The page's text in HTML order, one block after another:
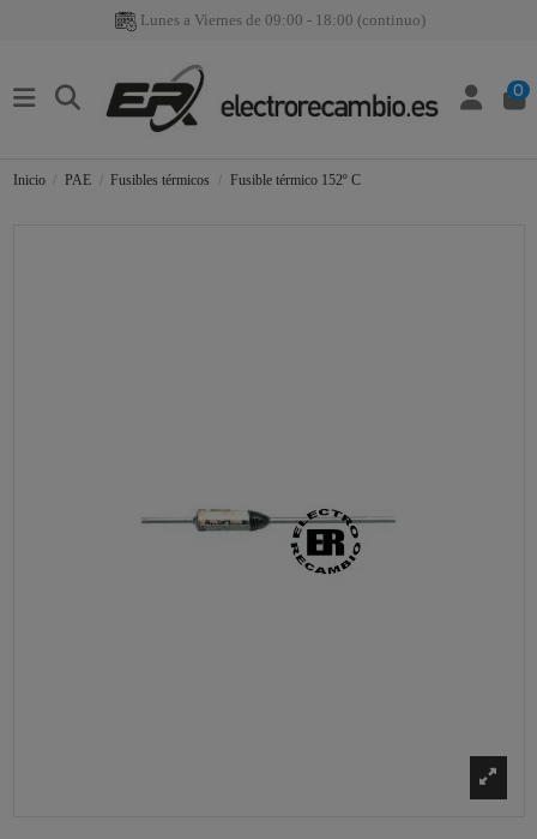
Lunes a Viernes de 09:00 - 18:00 (continuo)
0
Inicio PAE Fusibles térmicos Fusible térmico 152º C